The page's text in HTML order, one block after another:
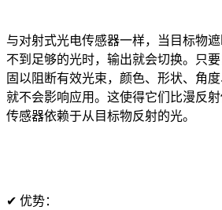
与对射式光电传感器一样，当目标物
不到足够的光时，输出就会切换。只
固以阻断有效光束，颜色、形状、角
就不会影响应用。这使得它们比漫反
传感器依赖于从目标物反射的光。
✔ 优势：